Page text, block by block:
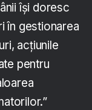
își doresc
în gestionarea
acțiunile
pentru